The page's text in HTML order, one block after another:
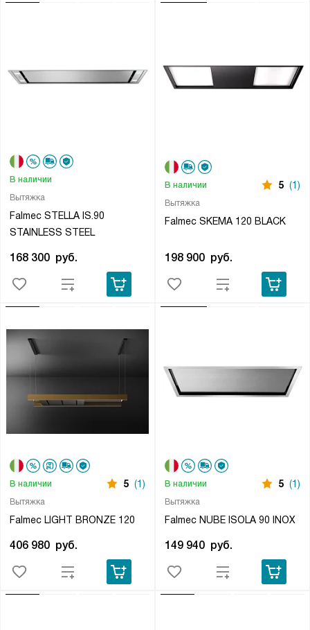
Вытяжка
Falmec STELLA IS.90
STAINLESS STEEL
В наличии
168 300 руб.
Вытяжка
Falmec SKEMA 120 BLACK
В наличии 5 (1)
198 900 руб.
Вытяжка
Falmec LIGHT BRONZE 120
В наличии 5 (1)
406 980 руб.
Вытяжка
Falmec NUBE ISOLA 90 INOX
В наличии 5 (1)
149 940 руб.